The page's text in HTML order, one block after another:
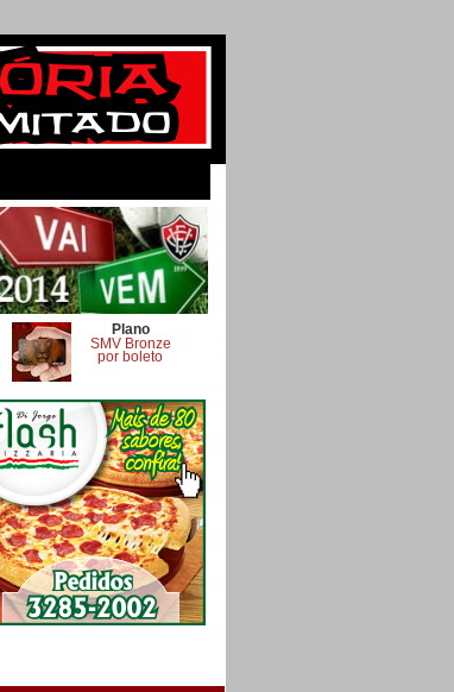
Plano
SMV Bronze
por boleto